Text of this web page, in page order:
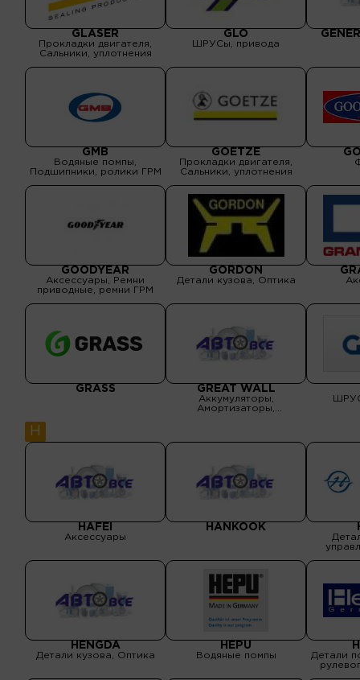
GLASER
Прокладки двигателя,
Сальники, уплотнения
GLO
ШРУСы, привода
GMB
Водяные помпы,
Подшипники, ролики ГРМ
GOETZE
Прокладки двигателя,
Сальники, уплотнения
GOODYEAR
Аксессуары, Ремни
приводные, ремни ГРМ
GORDON
Детали кузова, Оптика
GRASS GREAT WALL
Аккумуляторы,
Амортизаторы,
тормозной системы, Масла
и спецжидкости,
Подшипники, ролики ГРМ,
Прокладки двигателя,
H
HAFEI
Аксессуары
HANKOOK
HENGDA
Детали кузова, Оптика
HEPU
Водяные помпы
Детали